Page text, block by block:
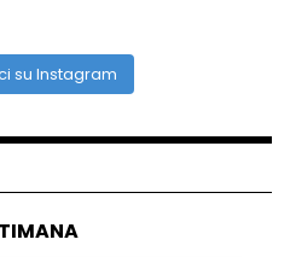
con la ruspa… finisce
emergenza tra le auto:
su Instagram